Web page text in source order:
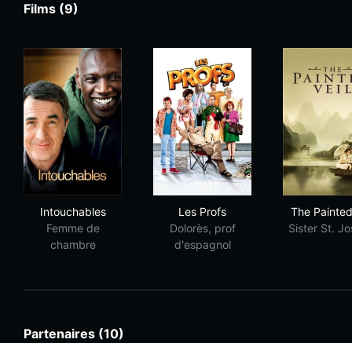
Films (9)
Intouchables
Femme de
chambre
Les Profs
Dolorès, prof
d'espagnol
The
Sister St.
Partenaires (10)